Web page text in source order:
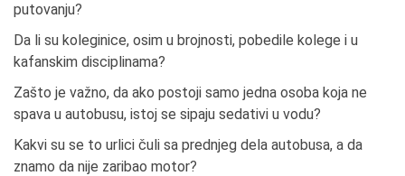
putovanju?
Da li su koleginice, osim u brojnosti, pobedile kolege i u
kafanskim disciplinama?
Zašto je važno, da ako postoji samo jedna osoba koja ne
spava u autobusu, istoj se sipaju sedativi u vodu?
Kakvi su se to urlici čuli sa prednjeg dela autobusa, a da
znamo da nije zaribao motor?